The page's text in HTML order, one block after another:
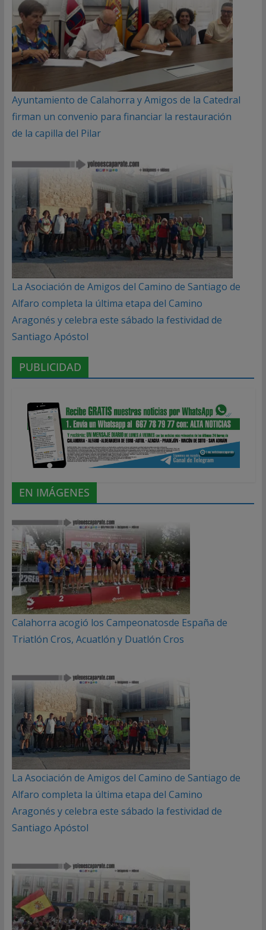
Ayuntamiento de Calahorra y Amigos de la Catedral
firman un convenio para financiar la restauración
de la capilla del Pilar
La Asociación de Amigos del Camino de Santiago de
Alfaro completa la última etapa del Camino
Aragonés y celebra este sábado la festividad de
Santiago Apóstol
PUBLICIDAD
EN IMÁGENES
Calahorra acogió los Campeonatosde España de
Triatlón Cros, Acuatlón y Duatlón Cros
La Asociación de Amigos del Camino de Santiago de
Alfaro completa la última etapa del Camino
Aragonés y celebra este sábado la festividad de
Santiago Apóstol